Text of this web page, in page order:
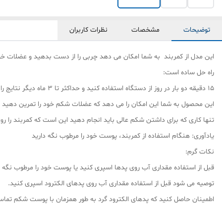
توضیحات مشخصات نظرات کاربران
این مدل از کمربند به شما امکان می دهد چربی را از دست بدهید و عضلات
راه حل ساده است:
15 دقیقه دو بار در روز از دستگاه استفاده کنید و حداکثر تا 3 ماه دیگر نتایج را روی شکمخود مشاهده خواهید کرد.
این‌ محصول به شما این امکان را می دهد که عضلات شکم خود را تمرین دهید
تنها کاری که برای داشتن شکم عالی باید انجام دهید این است که کمربند را روی شکم خود قرار دهید، یکی از6
یادآوری: هنگام استفاده از کمربند، پوست خود را مرطوب نگه دارید
نکات گرم:
قبل از استفاده مقداری آب روی پدها اسپری کنید یا پوست خود را
توصیه می شود قبل از استفاده مقداری آب روی پدهای الکترود اسپری کنید.
اطمینان حاصل کنید که پدهای الکترود گرد به طور همزمان با پوست شکم